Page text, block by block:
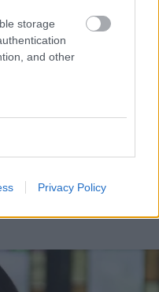
storage
and other
Privacy Policy